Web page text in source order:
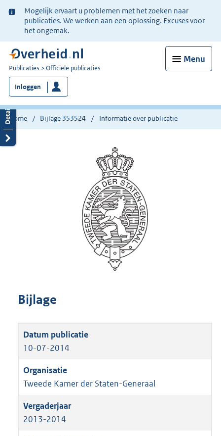
Ter
informatie:
Mogelijk ervaart u problemen met het zoeken naar
publicaties. We werken aan een oplossing. Excuses voor
het ongemak.
Menu
U
bent
nu
hier:
Publicaties Officiële publicaties
Inloggen
Home Bijlage 353524 Informatie over publicatie
Bijlage
10-07-2014
Tweede Kamer der Staten-Generaal
2013-2014